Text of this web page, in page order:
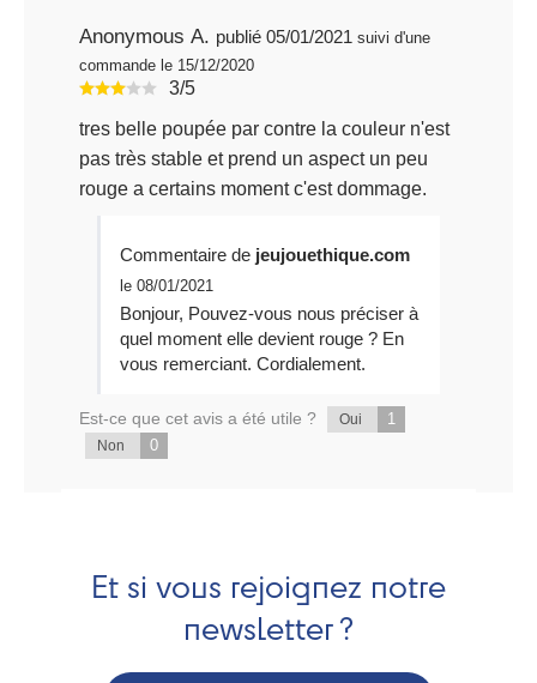
Anonymous A. publié 05/01/2021 suivi d'une
commande le 15/12/2020
3/5
tres belle poupée par contre la couleur n'est
pas très stable et prend un aspect un peu
rouge a certains moment c'est dommage.
Commentaire de jeujouethique.com
le 08/01/2021
Bonjour, Pouvez-vous nous préciser à
quel moment elle devient rouge ? En
vous remerciant. Cordialement.
Est-ce que cet avis a été utile ? Oui 1
Non 0
Et si vous rejoignez notre
newsletter ?